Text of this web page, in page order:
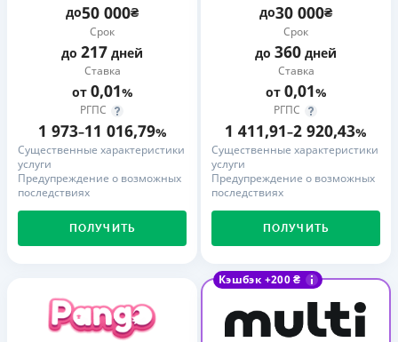
до50 000₴
Срок
до 217 дней
Ставка
от 0,01%
РГПС
1 973–11 016,79%
Существенные характеристики
услуги
Предупреждение о возможных
последствиях
ПОЛУЧИТЬ
до30 000₴
Срок
до 360 дней
Ставка
от 0,01%
РГПС
1 411,91–2 920,43%
Существенные характеристики
услуги
Предупреждение о возможных
последствиях
ПОЛУЧИТЬ
Кэшбэк +200 ₴